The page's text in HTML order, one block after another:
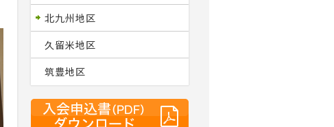
北九州地区
久留米地区
筑豊地区